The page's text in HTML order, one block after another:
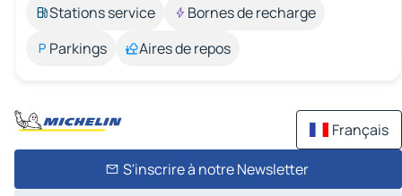
Stations service
Bornes de recharge
Parkings
Aires de repos
Français
S'inscrire à notre Newsletter